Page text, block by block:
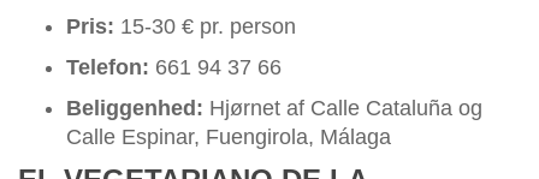
Pris: 15-30 € pr. person
Telefon: 661 94 37 66
Beliggenhed: Hjørnet af Calle Cataluña og
Calle Espinar, Fuengirola, Málaga